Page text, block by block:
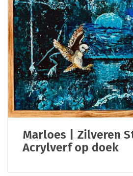
Marloes | Zilveren
Acrylverf op doek